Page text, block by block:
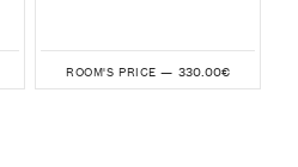
ROOM'S PRICE — 330.00€